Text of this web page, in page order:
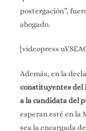
postergación”,
abogado.
[videopress
Además, en la
constituyentes del
a la candidata del
esperan esté en la
sea la encargada